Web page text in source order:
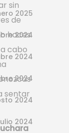
2025
2024
2024
2024
2024
2024
sin
de
haces
cabo
sentar